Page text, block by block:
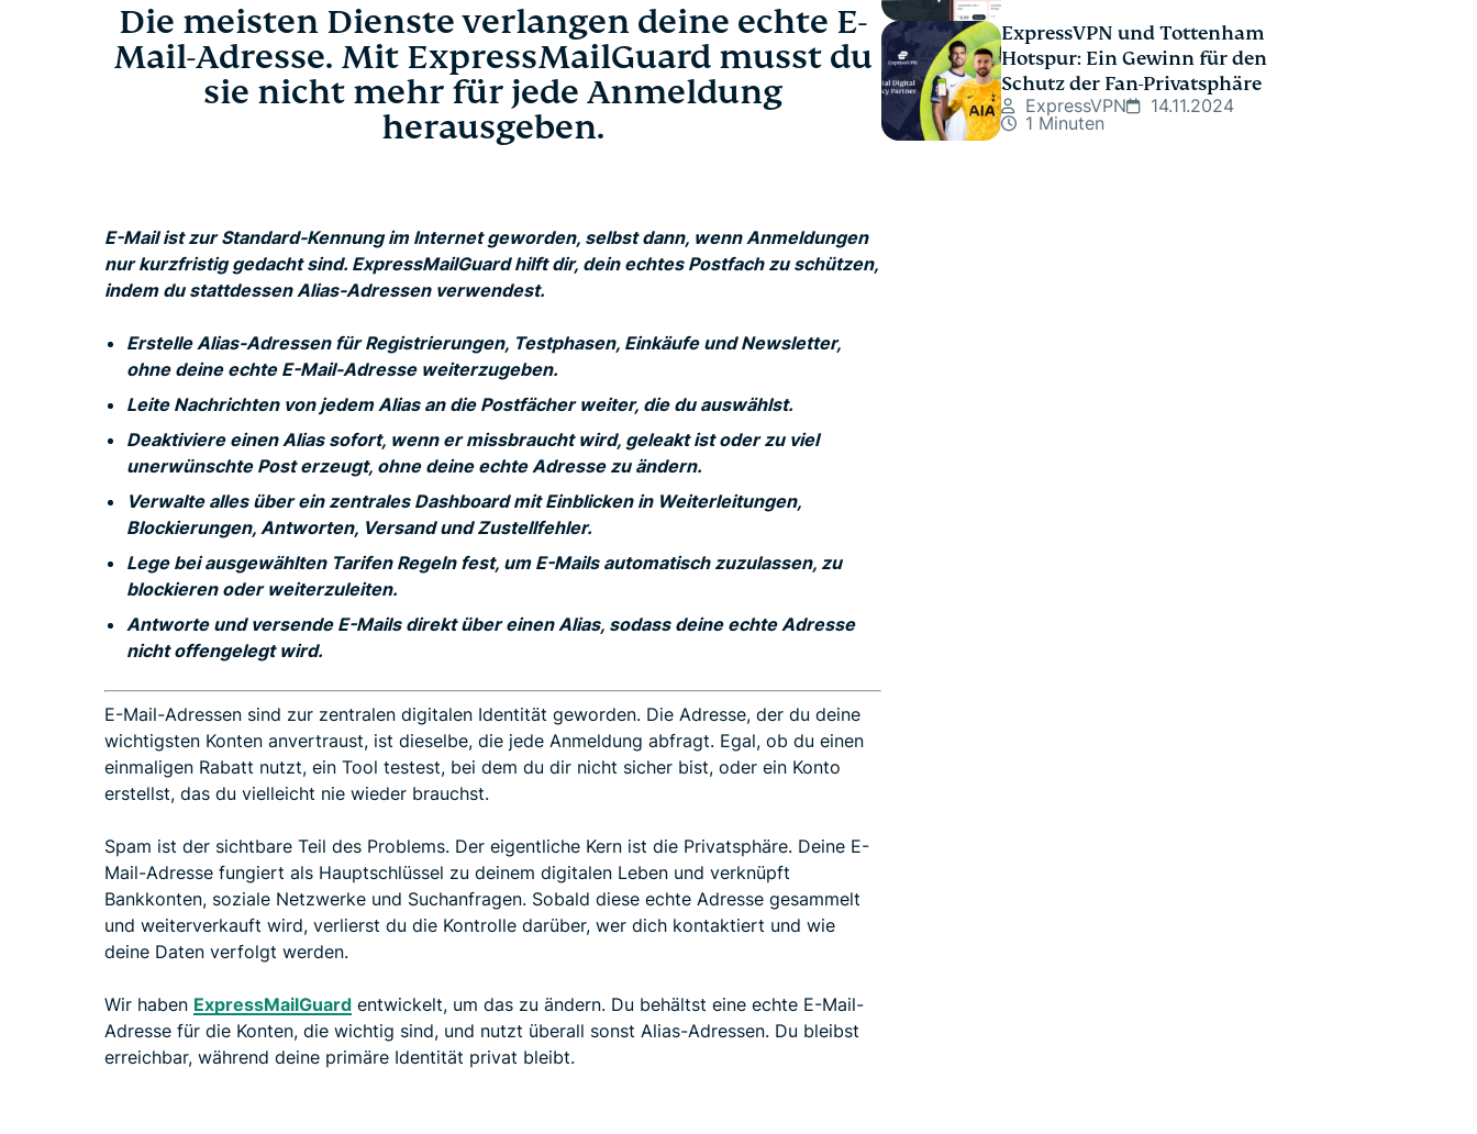
Die meisten Dienste verlangen deine echte E-
Mail-Adresse. Mit ExpressMailGuard musst du
sie nicht mehr für jede Anmeldung
herausgeben.
E-Mail ist zur Standard-Kennung im Internet geworden, selbst dann, wenn Anmeldungen
nur kurzfristig gedacht sind. ExpressMailGuard hilft dir, dein echtes Postfach zu schützen,
indem du stattdessen Alias-Adressen verwendest.
Erstelle Alias-Adressen für Registrierungen, Testphasen, Einkäufe und Newsletter,
ohne deine echte E-Mail-Adresse weiterzugeben.
Leite Nachrichten von jedem Alias an die Postfächer weiter, die du auswählst.
Deaktiviere einen Alias sofort, wenn er missbraucht wird, geleakt ist oder zu viel
unerwünschte Post erzeugt, ohne deine echte Adresse zu ändern.
Verwalte alles über ein zentrales Dashboard mit Einblicken in Weiterleitungen,
Blockierungen, Antworten, Versand und Zustellfehler.
Lege bei ausgewählten Tarifen Regeln fest, um E-Mails automatisch zuzulassen, zu
blockieren oder weiterzuleiten.
Antworte und versende E-Mails direkt über einen Alias, sodass deine echte Adresse
nicht offengelegt wird.
E-Mail-Adressen sind zur zentralen digitalen Identität geworden. Die Adresse, der du deine
wichtigsten Konten anvertraust, ist dieselbe, die jede Anmeldung abfragt. Egal, ob du einen
einmaligen Rabatt nutzt, ein Tool testest, bei dem du dir nicht sicher bist, oder ein Konto
erstellst, das du vielleicht nie wieder brauchst.
Spam ist der sichtbare Teil des Problems. Der eigentliche Kern ist die Privatsphäre. Deine E-
Mail-Adresse fungiert als Hauptschlüssel zu deinem digitalen Leben und verknüpft
Bankkonten, soziale Netzwerke und Suchanfragen. Sobald diese echte Adresse gesammelt
und weiterverkauft wird, verlierst du die Kontrolle darüber, wer dich kontaktiert und wie
deine Daten verfolgt werden.
Wir haben ExpressMailGuard entwickelt, um das zu ändern. Du behältst eine echte E-Mail-
Adresse für die Konten, die wichtig sind, und nutzt überall sonst Alias-Adressen. Du bleibst
erreichbar, während deine primäre Identität privat bleibt.
ExpressVPN und Tottenham
Hotspur: Ein Gewinn für den
Schutz der Fan-Privatsphäre
ExpressVPN
14.11.2024
1 Minuten